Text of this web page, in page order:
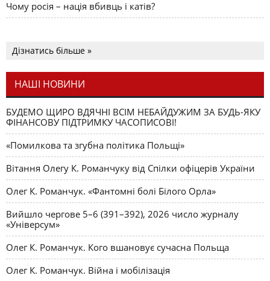
Чому росія – нація вбивць і катів?
Дізнатись більше »
НАШІ НОВИНИ
БУДЕМО ЩИРО ВДЯЧНІ ВСІМ НЕБАЙДУЖИМ ЗА БУДЬ-ЯКУ
ФІНАНСОВУ ПІДТРИМКУ ЧАСОПИСОВІ!
«Помилкова та згубна політика Польщі»
Вітання Олегу К. Романчуку від Спілки офіцерів України
Олег К. Романчук. «Фантомні болі Білого Орла»
Вийшло чергове 5–6 (391–392), 2026 число журналу
«Універсум»
Олег К. Романчук. Кого вшановує сучасна Польща
Олег К. Романчук. Війна і мобілізація